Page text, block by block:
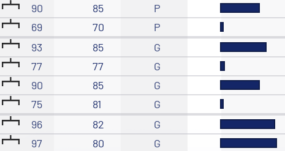
90 85
P
69 70 P
93 85
G
77 77
G
90 85
G
75 81 G
96 82
G
97 80
G